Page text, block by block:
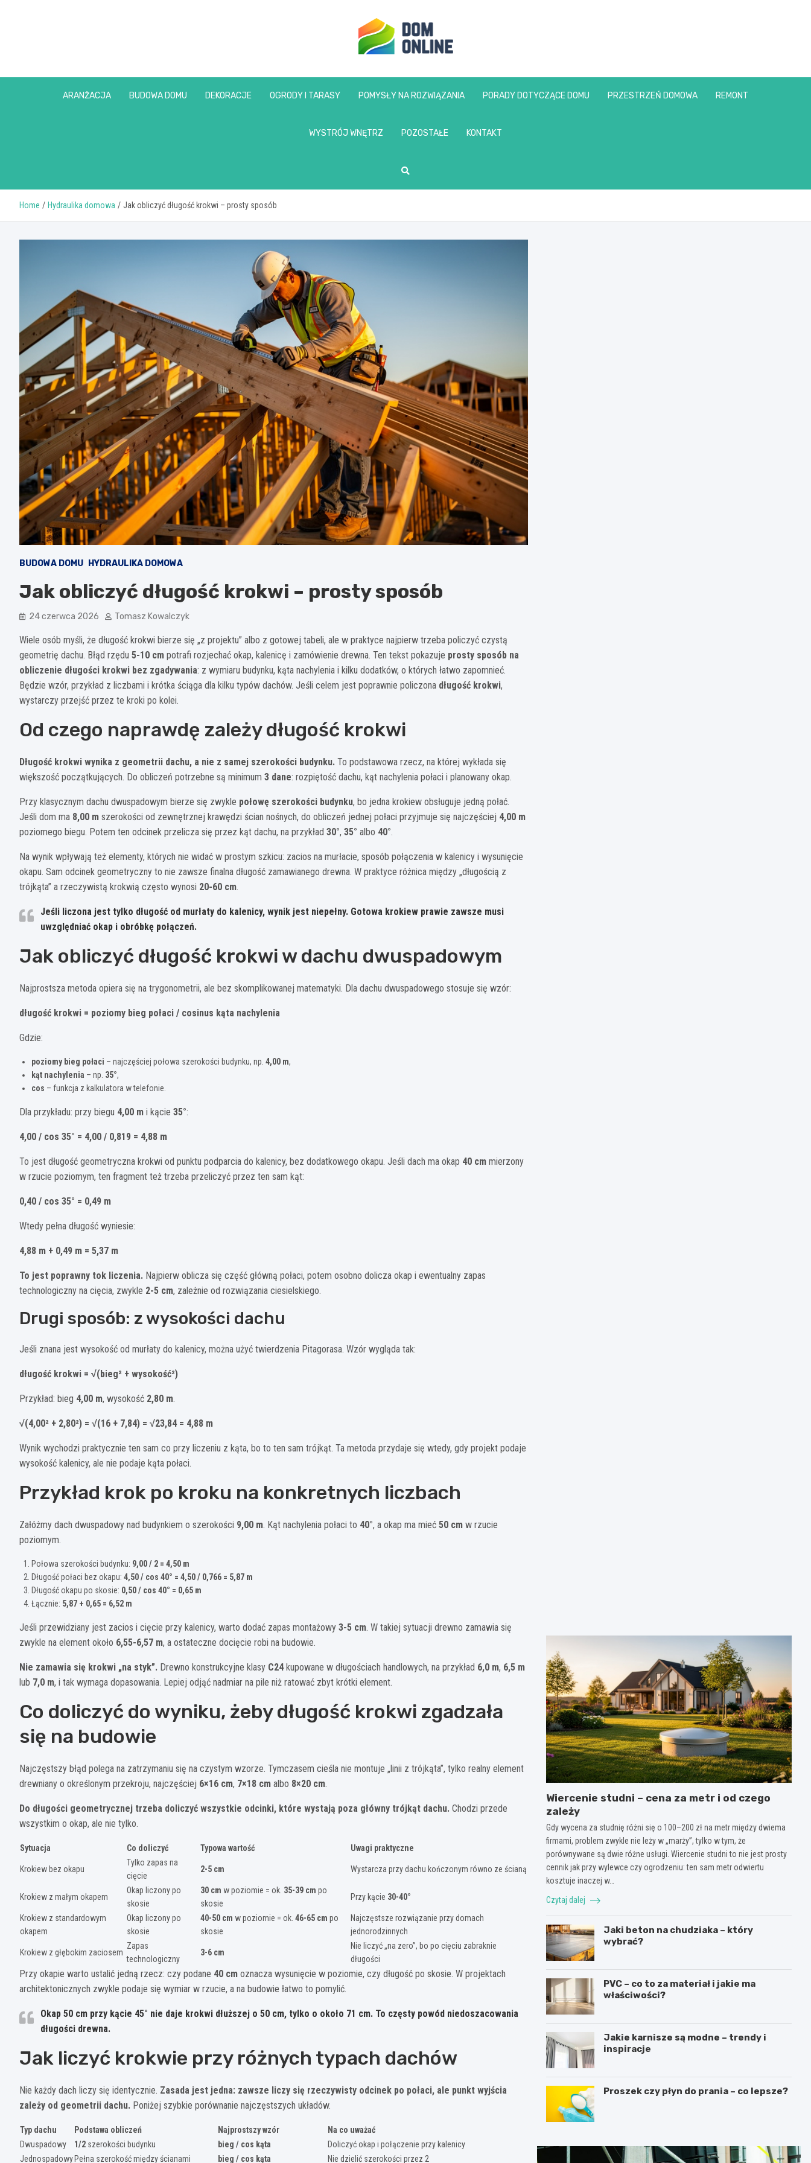
www.domonline.pl
ARANŻACJA BUDOWA DOMU DEKORACJE OGRODY I TARASY POMYSŁY NA ROZWIĄZANIA PORADY DOTYCZĄCE DOMU PRZESTRZEŃ DOMOWA REMONT
WYSTRÓJ WNĘTRZ POZOSTAŁE KONTAKT
Home Hydraulika domowa Jak obliczyć długość krokwi – prosty sposób
BUDOWA DOMU HYDRAULIKA DOMOWA
Jak obliczyć długość krokwi – prosty sposób
24 czerwca 2026 Tomasz Kowalczyk
Wiele osób myśli, że długość krokwi bierze się „z projektu” albo z gotowej tabeli, ale w praktyce najpierw trzeba policzyć czystą
geometrię dachu. Błąd rzędu 5-10 cm potrafi rozjechać okap, kalenicę i zamówienie drewna. Ten tekst pokazuje prosty sposób na
obliczenie długości krokwi bez zgadywania: z wymiaru budynku, kąta nachylenia i kilku dodatków, o których łatwo zapomnieć.
Będzie wzór, przykład z liczbami i krótka ściąga dla kilku typów dachów. Jeśli celem jest poprawnie policzona długość krokwi,
wystarczy przejść przez te kroki po kolei.
Od czego naprawdę zależy długość krokwi
Długość krokwi wynika z geometrii dachu, a nie z samej szerokości budynku. To podstawowa rzecz, na której wykłada się
większość początkujących. Do obliczeń potrzebne są minimum 3 dane: rozpiętość dachu, kąt nachylenia połaci i planowany okap.
Przy klasycznym dachu dwuspadowym bierze się zwykle połowę szerokości budynku, bo jedna krokiew obsługuje jedną połać.
Jeśli dom ma 8,00 m szerokości od zewnętrznej krawędzi ścian nośnych, do obliczeń jednej połaci przyjmuje się najczęściej 4,00 m
poziomego biegu. Potem ten odcinek przelicza się przez kąt dachu, na przykład 30°, 35° albo 40°.
Na wynik wpływają też elementy, których nie widać w prostym szkicu: zacios na murłacie, sposób połączenia w kalenicy i wysunięcie
okapu. Sam odcinek geometryczny to nie zawsze finalna długość zamawianego drewna. W praktyce różnica między „długością z
trójkąta” a rzeczywistą krokwią często wynosi 20-60 cm.
Jeśli liczona jest tylko długość od murłaty do kalenicy, wynik jest niepełny. Gotowa krokiew prawie zawsze musi
uwzględniać okap i obróbkę połączeń.
Jak obliczyć długość krokwi w dachu dwuspadowym
Najprostsza metoda opiera się na trygonometrii, ale bez skomplikowanej matematyki. Dla dachu dwuspadowego stosuje się wzór:
długość krokwi = poziomy bieg połaci / cosinus kąta nachylenia
Gdzie:
poziomy bieg połaci – najczęściej połowa szerokości budynku, np. 4,00 m,
kąt nachylenia – np. 35°,
cos – funkcja z kalkulatora w telefonie.
Dla przykładu: przy biegu 4,00 m i kącie 35°:
4,00 / cos 35° = 4,00 / 0,819 = 4,88 m
To jest długość geometryczna krokwi od punktu podparcia do kalenicy, bez dodatkowego okapu. Jeśli dach ma okap 40 cm mierzony
w rzucie poziomym, ten fragment też trzeba przeliczyć przez ten sam kąt:
0,40 / cos 35° = 0,49 m
Wtedy pełna długość wyniesie:
4,88 m + 0,49 m = 5,37 m
To jest poprawny tok liczenia. Najpierw oblicza się część główną połaci, potem osobno dolicza okap i ewentualny zapas
technologiczny na cięcia, zwykle 2-5 cm, zależnie od rozwiązania ciesielskiego.
Drugi sposób: z wysokości dachu
Jeśli znana jest wysokość od murłaty do kalenicy, można użyć twierdzenia Pitagorasa. Wzór wygląda tak:
długość krokwi = √(bieg² + wysokość²)
Przykład: bieg 4,00 m, wysokość 2,80 m.
√(4,00² + 2,80²) = √(16 + 7,84) = √23,84 = 4,88 m
Wynik wychodzi praktycznie ten sam co przy liczeniu z kąta, bo to ten sam trójkąt. Ta metoda przydaje się wtedy, gdy projekt podaje
wysokość kalenicy, ale nie podaje kąta połaci.
Przykład krok po kroku na konkretnych liczbach
Załóżmy dach dwuspadowy nad budynkiem o szerokości 9,00 m. Kąt nachylenia połaci to 40°, a okap ma mieć 50 cm w rzucie
poziomym.
Połowa szerokości budynku: 9,00 / 2 = 4,50 m
Długość połaci bez okapu: 4,50 / cos 40° = 4,50 / 0,766 = 5,87 m
Długość okapu po skosie: 0,50 / cos 40° = 0,65 m
Łącznie: 5,87 + 0,65 = 6,52 m
Jeśli przewidziany jest zacios i cięcie przy kalenicy, warto dodać zapas montażowy 3-5 cm. W takiej sytuacji drewno zamawia się
zwykle na element około 6,55-6,57 m, a ostateczne docięcie robi na budowie.
Nie zamawia się krokwi „na styk”. Drewno konstrukcyjne klasy C24kupowane w długościach handlowych, na przykład 6,0 m, 6,5 m
lub 7,0 m, i tak wymaga dopasowania. Lepiej odjąć nadmiar na pile niż ratować zbyt krótki element.
Co doliczyć do wyniku, żeby długość krokwi zgadzała
się na budowie
Najczęstszy błąd polega na zatrzymaniu się na czystym wzorze. Tymczasem cieśla nie montuje „linii z trójkąta”, tylko realny element
drewniany o określonym przekroju, najczęściej 6×16 cm, 7×18 cm albo 8×20 cm.
Do długości geometrycznej trzeba doliczyć wszystkie odcinki, które wystają poza główny trójkąt dachu. Chodzi przede
wszystkim o okap, ale nie tylko.
Sytuacja Co doliczyć Typowa wartość Uwagi praktyczne
Krokiew bez okapu
Tylko zapas na
cięcie
2-5 cm Wystarcza przy dachu kończonym równo ze ścianą
Krokiew z małym okapem
Okap liczony po
skosie
30 cm w poziomie = ok. 35-39 cm po
skosie
Przy kącie 30-40°
Krokiew z standardowym
okapem
Okap liczony po
skosie
40-50 cm w poziomie = ok. 46-65 cm po
skosie
Najczęstsze rozwiązanie przy domach
jednorodzinnych
Krokiew z głębokim zaciosem
Zapas
technologiczny
3-6 cm
Nie liczyć „na zero”, bo po cięciu zabraknie
długości
Przy okapie warto ustalić jedną rzecz: czy podane 40 cm oznacza wysunięcie w poziomie, czy długość po skosie. W projektach
architektonicznych zwykle podaje się wymiar w rzucie, a na budowie łatwo to pomylić.
Okap 50 cm przy kącie 45° nie daje krokwi dłuższej o 50 cm, tylko o około 71 cm. To częsty powód niedoszacowania
długości drewna.
Jak liczyć krokwie przy różnych typach dachów
Nie każdy dach liczy się identycznie. Zasada jest jedna: zawsze liczy się rzeczywisty odcinek po połaci, ale punkt wyjścia
zależy od geometrii dachu. Poniżej szybkie porównanie najczęstszych układów.
Typ dachu Podstawa obliczeń Najprostszy wzór
Na co uważać
Dwuspadowy
1/2 szerokości budynku bieg / cos kąta
Doliczyć okap i połączenie przy kalenicy
Jednospadowy Pełna szerokość między ścianami bieg / cos kąta Nie dzielić szerokości przez 2
Wiercenie studni – cena za metr i od czego
zależy
Gdy wycena za studnię różni się o 100–200 zł na metr między dwiema
firmami, problem zwykle nie leży w „marży”, tylko w tym, że
porównywane są dwie różne usługi. Wiercenie studni to nie jest prosty
cennik jak przy wylewce czy ogrodzeniu: ten sam metr odwiertu
kosztuje inaczej w…
Czytaj dalej
Jaki beton na chudziaka – który
wybrać?
PVC – co to za materiał i jakie ma
właściwości?
Jakie karnisze są modne – trendy i
inspiracje
Proszek czy płyn do prania – co lepsze?